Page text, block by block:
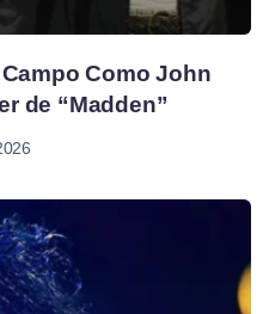
Como John
de “Madden”